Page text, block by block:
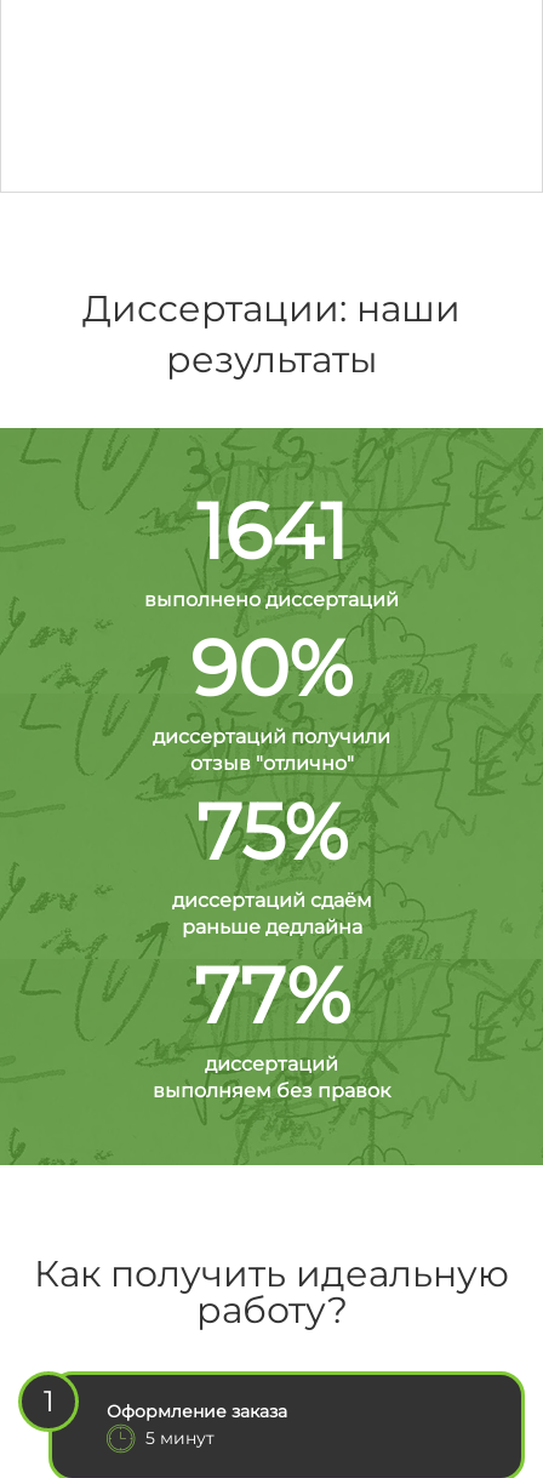
Диссертации: наши
результаты
1641
выполнено диссертаций
90%
диссертаций получили
отзыв "отлично"
75%
диссертаций сдаём
раньше дедлайна
77%
диссертаций
выполняем без правок
Как получить идеальную
работу?
1
Оформление заказа
5 минут